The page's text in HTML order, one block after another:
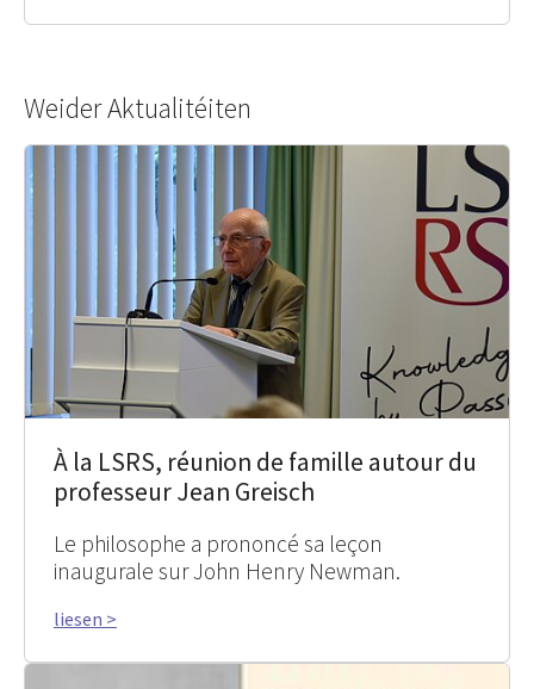
Weider Aktualitéiten
À la LSRS, réunion de famille autour du
professeur Jean Greisch
Le philosophe a prononcé sa leçon
inaugurale sur John Henry Newman.
liesen >